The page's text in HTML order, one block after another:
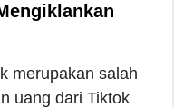
merupakan salah
uang dari Tiktok